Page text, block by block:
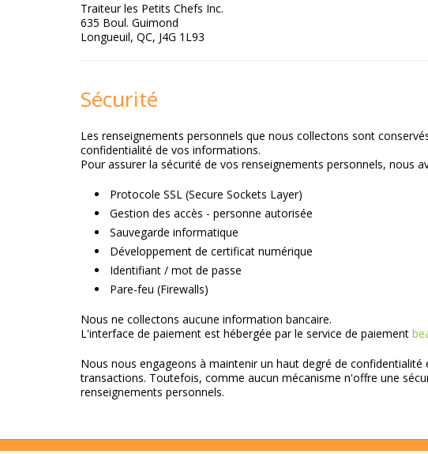
Traiteur les Petits Chefs Inc.
635 Boul. Guimond
Longueuil, QC, J4G 1L93
Sécurité
Les renseignements personnels que nous collectons sont
confidentialité de vos informations.
Pour assurer la sécurité de vos renseignements personnels, nous
Protocole SSL (Secure Sockets Layer)
Gestion des accès - personne autorisée
Sauvegarde informatique
Développement de certificat numérique
Identifiant / mot de passe
Pare-feu (Firewalls)
Nous ne collectons aucune information bancaire.
L'interface de paiement est hébergée par le service de paiement
Nous nous engageons à maintenir un haut degré de
transactions. Toutefois, comme aucun mécanisme n'offre une
renseignements personnels.